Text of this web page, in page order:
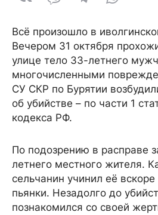
Всё произошло в
Вечером 31 октября
улице тело 33-летнего
многочисленными
СУ СКР по Бурятии
об убийстве – по части 1
кодекса РФ.
По подозрению в расправе
летнего местного жителя.
сельчанин учинил её
пьянки. Незадолго до
познакомился со своей